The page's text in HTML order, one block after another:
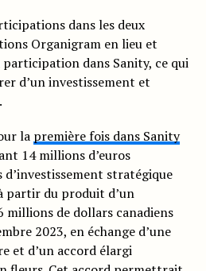
dans les deux
Organigram en lieu et
participation dans Sanity, ce qui
d’un investissement et
la première fois dans Sanity
14 millions d’euros
stratégique
partir du produit d’un
millions de dollars canadiens
2023, en échange d’une
et d’un accord élargi